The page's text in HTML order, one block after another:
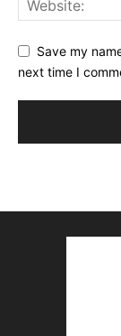
Save my
next time I